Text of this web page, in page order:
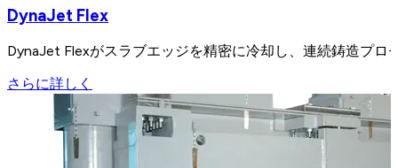
DynaJet Flex
DynaJet Flexがスラブエッジを精密に冷却し、連続鋳造プロ
さらに詳しく